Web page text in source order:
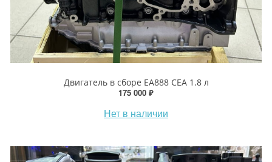
Двигатель в сборе EA888 CEA 1.8 л
175 000 ₽
Нет в наличии